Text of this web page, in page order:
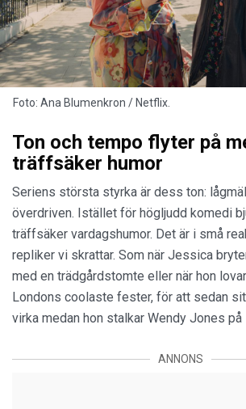
Foto: Ana Blumenkron / Netflix.
Ton och tempo flyter på
träffsäker humor
Seriens största styrka är dess ton:
överdriven. Istället för högljudd komedi
träffsäker vardagshumor. Det är i små
repliker vi skrattar. Som när Jessica
med en trädgårdstomte eller när hon
Londons coolaste fester, för att sedan
virka medan hon stalkar Wendy Jones på
ANNONS